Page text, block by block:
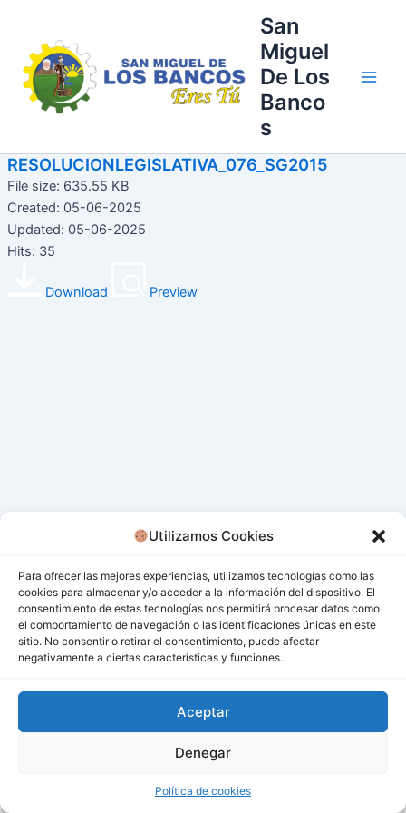
Utilizamos Cookies
Para ofrecer las mejores experiencias, utilizamos tecnologías como las
cookies para almacenar y/o acceder a la información del dispositivo. El
consentimiento de estas tecnologías nos permitirá procesar datos como
el comportamiento de navegación o las identificaciones únicas en este
sitio. No consentir o retirar el consentimiento, puede afectar
negativamente a ciertas características y funciones.
Aceptar
Denegar
Política de cookies
contenido
San
Miguel
De Los
Banco
s
RESOLUCIONLEGISLATIVA_076_SG2015
File size: 635.55 KB
Created: 05-06-2025
Updated: 05-06-2025
Hits: 35
Download Preview
Todos los derechos © 2026 San Miguel De Los Bancos |